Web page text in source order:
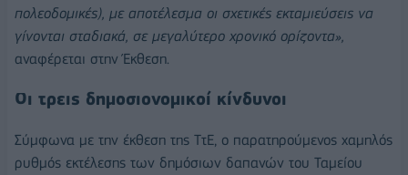
πολεοδομικές), με αποτέλεσμα οι σχετικές εκταμιεύσεις να
γίνονται σταδιακά, σε μεγαλύτερο χρονικό ορίζοντα»,
αναφέρεται στην Έκθεση.
Οι τρεις δημοσιονομικοί κίνδυνοι
Σύμφωνα με την έκθεση της ΤτΕ, ο παρατηρούμενος χαμηλός
ρυθμός εκτέλεσης των δημόσιων δαπανών του Ταμείου